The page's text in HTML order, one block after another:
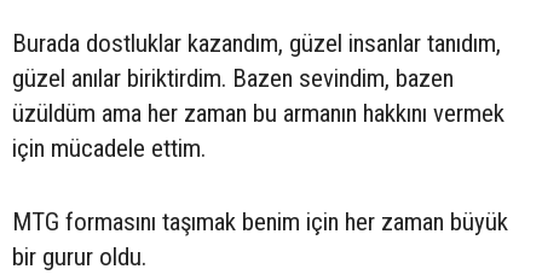
Burada dostluklar kazandım, güzel insanlar tanıdım,
güzel anılar biriktirdim. Bazen sevindim, bazen
üzüldüm ama her zaman bu armanın hakkını vermek
için mücadele ettim.
MTG formasını taşımak benim için her zaman büyük
bir gurur oldu.